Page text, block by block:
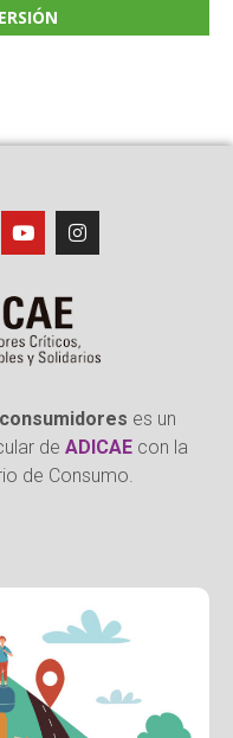
es un
de ADICAEcon la
de Consumo.